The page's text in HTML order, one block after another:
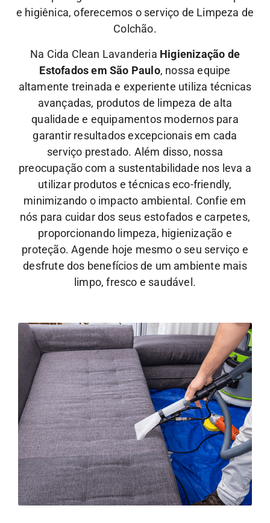
e higiênica, oferecemos o serviço de Limpeza de
Colchão.
Na Cida Clean Lavanderia Higienização de
Estofados em São Paulo, nossa equipe
altamente treinada e experiente utiliza técnicas
avançadas, produtos de limpeza de alta
qualidade e equipamentos modernos para
garantir resultados excepcionais em cada
serviço prestado. Além disso, nossa
preocupação com a sustentabilidade nos leva a
utilizar produtos e técnicas eco-friendly,
minimizando o impacto ambiental. Confie em
nós para cuidar dos seus estofados e carpetes,
proporcionando limpeza, higienização e
proteção. Agende hoje mesmo o seu serviço e
desfrute dos benefícios de um ambiente mais
limpo, fresco e saudável.